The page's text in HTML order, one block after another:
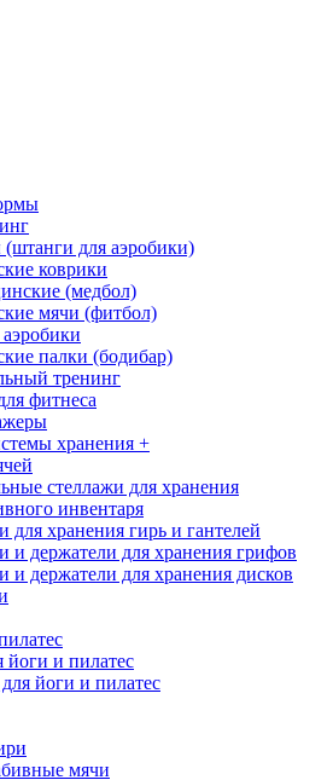
для аэробики)
коврики
(медбол)
мячи (фитбол)
палки (бодибар)
тренинг
фитнеса
хранения +
стеллажи для хранения
инвентаря
для хранения гирь и гантелей
и держатели для хранения грифов
и держатели для хранения дисков
йоги и пилатес
йоги и пилатес
мячи